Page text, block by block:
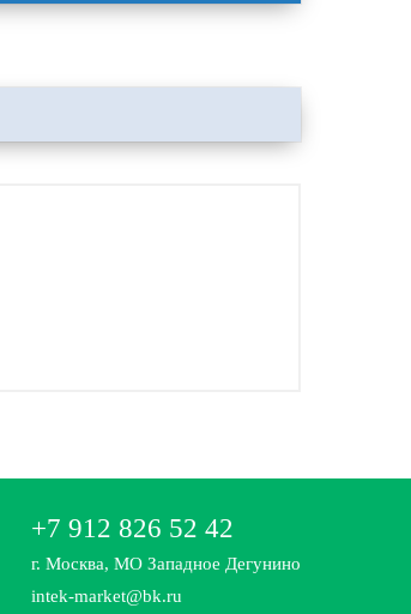
+7 912 826 52 42
г. Москва, МО Западное Дегунино
intek-market@bk.ru